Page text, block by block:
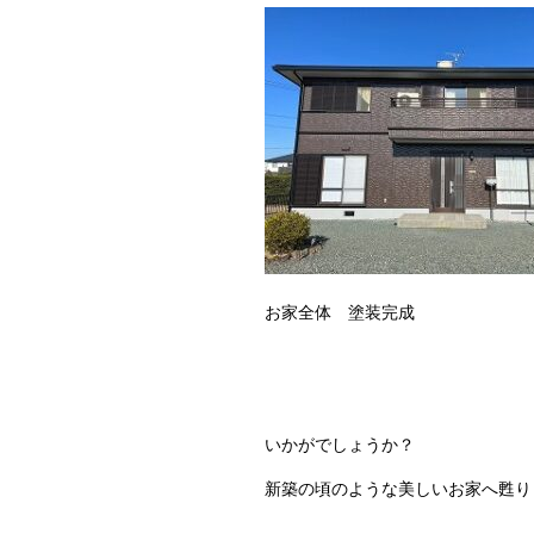
お家全体 塗装完成
いかがでしょうか？
新築の頃のような美しいお家へ甦